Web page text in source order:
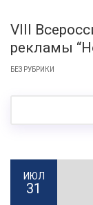
VIII
рекламы
БЕЗ РУБРИКИ
ИЮЛ
31